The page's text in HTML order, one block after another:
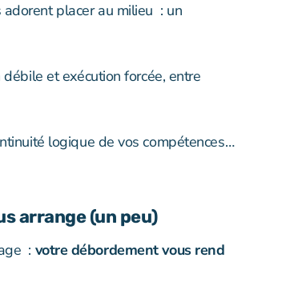
placer au milieu : un
et exécution forcée, entre
logique de vos compétences…
arrange (un peu)
: votre débordement vous rend